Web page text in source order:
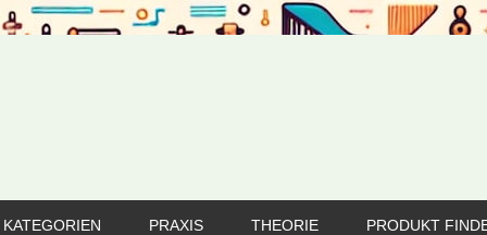
KATEGORIEN PRAXIS THEORIE PRODUKT